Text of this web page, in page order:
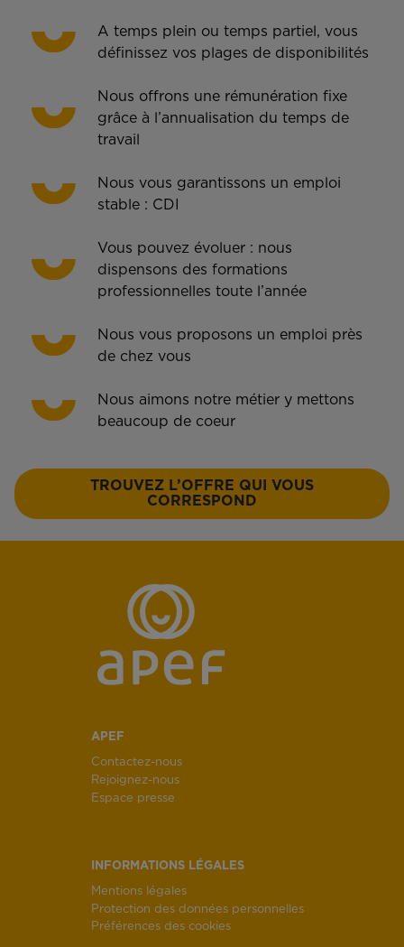
A temps plein ou temps partiel, vous
définissez vos plages de disponibilités
Nous offrons une rémunération fixe
grâce à l’annualisation du temps de
travail
Nous vous garantissons un emploi
stable : CDI
Vous pouvez évoluer : nous
dispensons des formations
professionnelles toute l’année
Nous vous proposons un emploi près
de chez vous
Nous aimons notre métier y mettons
beaucoup de coeur
TROUVEZ L’OFFRE QUI VOUS
CORRESPOND
APEF
Contactez-nous
Rejoignez-nous
Espace presse
INFORMATIONS LÉGALES
Mentions légales
Protection des données personnelles
Préférences des cookies